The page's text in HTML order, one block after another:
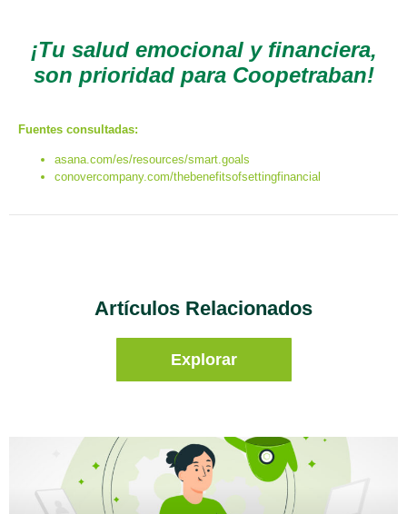
¡Tu salud emocional y financiera,
son prioridad para Coopetraban!
Fuentes consultadas:
asana.com/es/resources/smart.goals
conovercompany.com/thebenefitsofsettingfinancial
Artículos Relacionados
Explorar